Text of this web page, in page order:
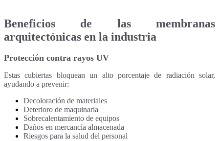
Beneficios de las membranas
arquitectónicas en la industria
Protección contra rayos UV
Estas cubiertas bloquean un alto porcentaje de radiación solar,
ayudando a prevenir:
Decoloración de materiales
Deterioro de maquinaria
Sobrecalentamiento de equipos
Daños en mercancía almacenada
Riesgos para la salud del personal